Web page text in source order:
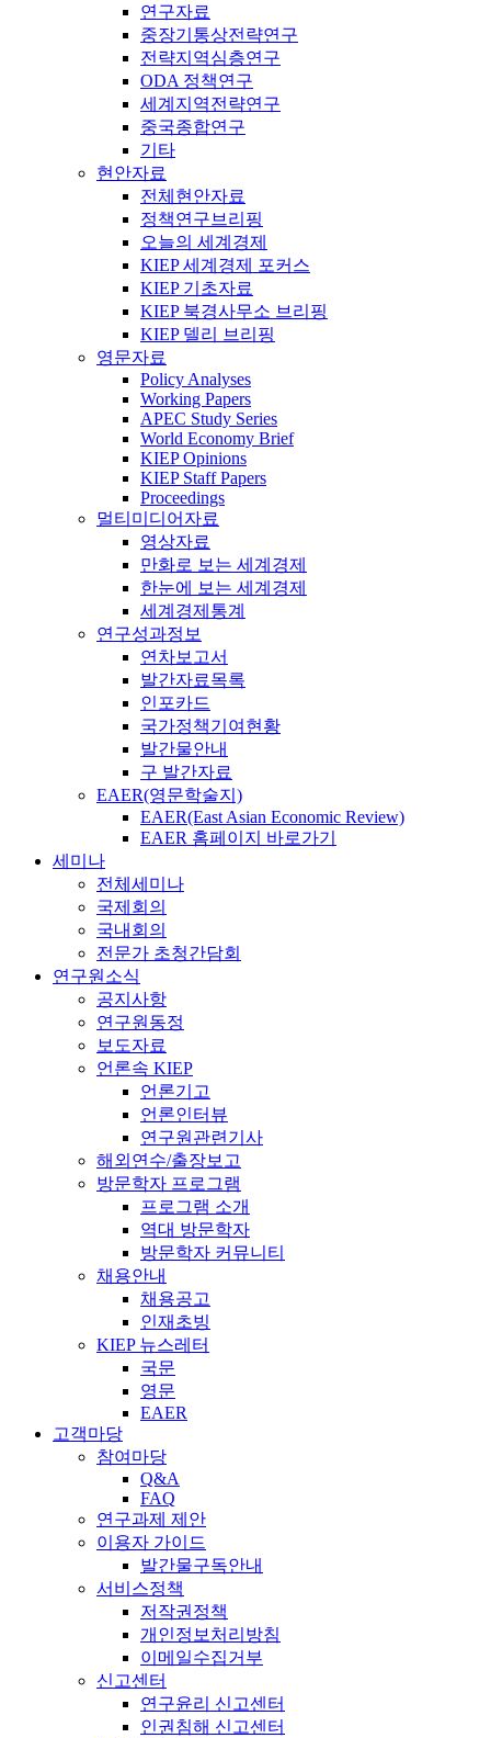
연구자료
중장기통상전략연구
전략지역심층연구
ODA 정책연구
세계지역전략연구
중국종합연구
기타
현안자료
전체현안자료
정책연구브리핑
오늘의 세계경제
KIEP 세계경제 포커스
KIEP 기초자료
KIEP 북경사무소 브리핑
KIEP 델리 브리핑
영문자료
Policy Analyses
Working Papers
APEC Study Series
World Economy Brief
KIEP Opinions
KIEP Staff Papers
Proceedings
멀티미디어자료
영상자료
만화로 보는 세계경제
한눈에 보는 세계경제
세계경제통계
연구성과정보
연차보고서
발간자료목록
인포카드
국가정책기여현황
발간물안내
구 발간자료
EAER(영문학술지)
EAER(East Asian Economic Review)
EAER 홈페이지 바로가기
세미나
전체세미나
국제회의
국내회의
전문가 초청간담회
연구원소식
공지사항
연구원동정
보도자료
언론속 KIEP
언론기고
언론인터뷰
연구원관련기사
해외연수/출장보고
방문학자 프로그램
프로그램 소개
역대 방문학자
방문학자 커뮤니티
채용안내
채용공고
인재초빙
KIEP 뉴스레터
국문
영문
EAER
고객마당
참여마당
Q&A
FAQ
연구과제 제안
이용자 가이드
발간물구독안내
서비스정책
저작권정책
개인정보처리방침
이메일수집거부
신고센터
연구윤리 신고센터
인권침해 신고센터